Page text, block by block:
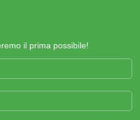
il prima possibile!